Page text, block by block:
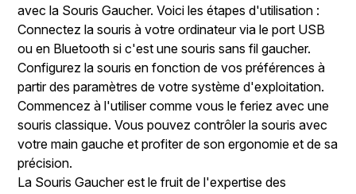
avec la Souris Gaucher. Voici les étapes d'utilisation :
Connectez la souris à votre ordinateur via le port USB
ou en Bluetooth si c'est une souris sans fil gaucher.
Configurez la souris en fonction de vos préférences à
partir des paramètres de votre système d'exploitation.
Commencez à l'utiliser comme vous le feriez avec une
souris classique. Vous pouvez contrôler la souris avec
votre main gauche et profiter de son ergonomie et de sa
précision.
La Souris Gaucher est le fruit de l'expertise des